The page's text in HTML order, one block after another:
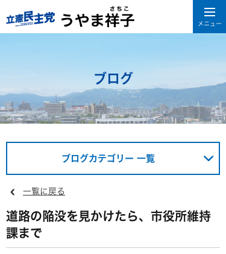
ブログ
ブログカテゴリー 一覧
一覧に戻る
道路の陥没を見かけたら、市役所維持
課まで